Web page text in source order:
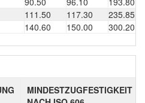
111.50 117.30
235.85
140.60 150.00 300.20
MINDESTZUGFESTIGKEIT